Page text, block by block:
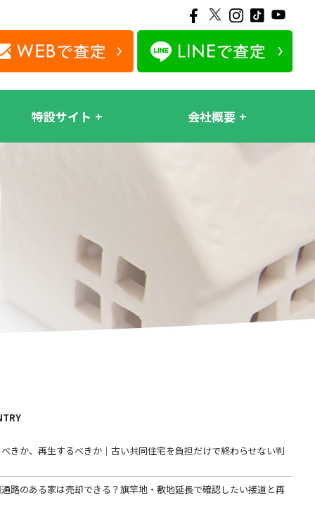
特設サイト 会社概要
きか、再生するべきか｜古い共同住宅を負担だけで終わらせない判
通路のある家は売却できる？旗竿地・敷地延長で確認したい接道と再